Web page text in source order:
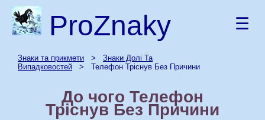
ProZnaky ☰
Знаки та прикмети > Знаки Долі Та
Випадковостей > Телефон Тріснув Без Причини
До чого Телефон
Тріснув Без Причини